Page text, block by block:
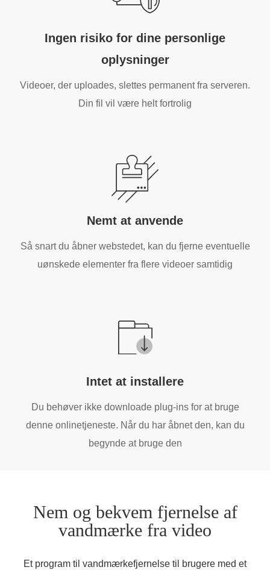
Ingen risiko for dine personlige
oplysninger
Videoer, der uploades, slettes permanent fra serveren.
Din fil vil være helt fortrolig
Nemt at anvende
Så snart du åbner webstedet, kan du fjerne eventuelle
uønskede elementer fra flere videoer samtidig
Intet at installere
Du behøver ikke downloade plug-ins for at bruge
denne onlinetjeneste. Når du har åbnet den, kan du
begynde at bruge den
Nem og bekvem fjernelse af
vandmærke fra video
Et program til vandmærkefjernelse til brugere med et